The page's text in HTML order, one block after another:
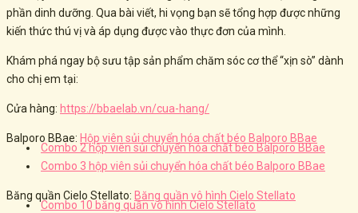
phần dinh dưỡng. Qua bài viết, hi vọng bạn sẽ tổng hợp được những
kiến thức thú vị và áp dụng được vào thực đơn của mình.
Khám phá ngay bộ sưu tập sản phẩm chăm sóc cơ thể “xịn sò” dành
cho chị em tại:
Cửa hàng: https://bbaelab.vn/cua-hang/
Balporo BBae: Hộp viên sủi chuyển hóa chất béo Balporo BBae
Combo 2 hộp viên sủi chuyển hóa chất béo Balporo BBae
Combo 3 hộp viên sủi chuyển hóa chất béo Balporo BBae
Băng quần Cielo Stellato: Băng quần vô hình Cielo Stellato
Combo 10 băng quần vô hình Cielo Stellato